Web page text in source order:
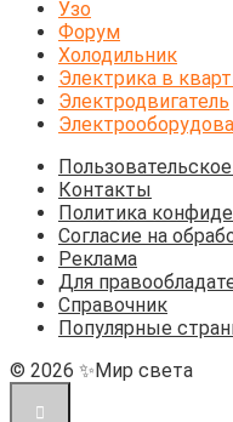
Узо
Форум
Холодильник
Электрика в
Электродвигатель
Контакты
Политика
Согласие на
Реклама
Для
Справочник
Популярные
© 2026 ✨Мир света